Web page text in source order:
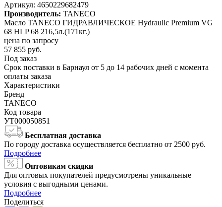
Артикул: 4650229682479
Производитель: TANECO
Масло TANECO ГИДРАВЛИЧЕСКОЕ Hydraulic Premium VG
68 HLP 68 216,5л.(171кг.)
цена по запросу
57 855 руб.
Под заказ
Срок поставки в Барнаул от 5 до 14 рабочих дней с момента
оплаты заказа
Характеристики
Бренд
TANECO
Код товара
УТ000050851
Бесплатная доставка
По городу доставка осуществляется бесплатно от 2500 руб.
Подробнее
Оптовикам скидки
Для оптовых покупателей предусмотрены уникальные
условия с выгодными ценами.
Подробнее
Поделиться